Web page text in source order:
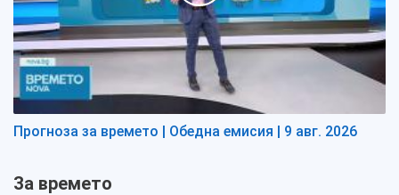
Прогноза за времето | Обедна емисия | 9 авг. 2026
За времето